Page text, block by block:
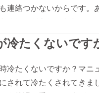
連絡つかないからです。
るし、どうしてもわか
るためのものじゃない
てなんなんだろ…
冷たくないです
冷たくないですか？マニ
されて冷たくされてきま
う待遇を受けてる人が